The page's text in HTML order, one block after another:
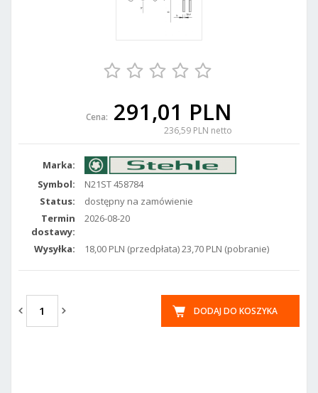
Cena: 291,01 PLN
236,59 PLN netto
Marka:
Symbol:
N21ST 458784
Status:
dostępny na zamówienie
Termin
dostawy:
2026-08-20
Wysyłka: 18,00 PLN (przedpłata) 23,70 PLN (pobranie)
DODAJ DO KOSZYKA